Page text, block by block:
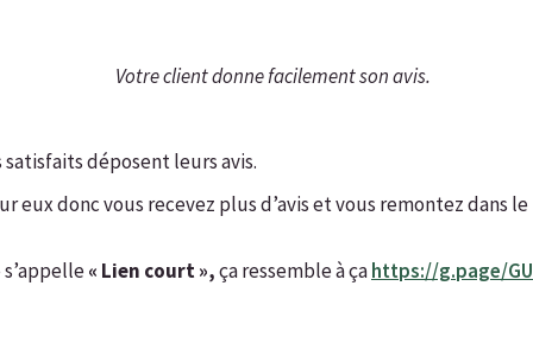
Votre client donne facilement son avis.
satisfaits déposent leurs avis.
eux donc vous recevez plus d’avis et vous remontez dans
« Lien court »,ça ressemble à çahttps://g.page/